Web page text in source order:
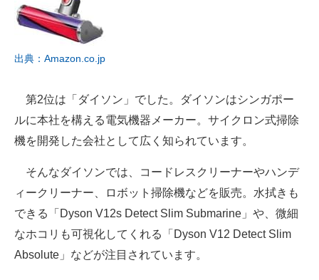
出典：Amazon.co.jp
第2位は「ダイソン」でした。ダイソンはシンガポー
ルに本社を構える電気機器メーカー。サイクロン式掃除
機を開発した会社として広く知られています。
そんなダイソンでは、コードレスクリーナーやハンデ
ィークリーナー、ロボット掃除機などを販売。水拭きも
できる「Dyson V12s Detect Slim Submarine」や、微細
なホコリも可視化してくれる「Dyson V12 Detect Slim
Absolute」などが注目されています。